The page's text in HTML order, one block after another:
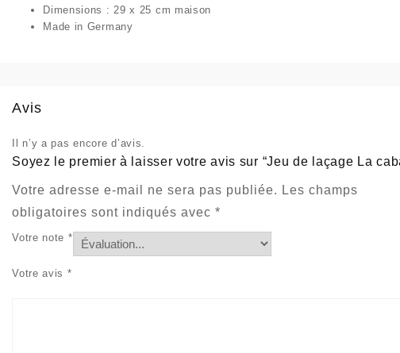
Dimensions : 29 x 25 cm maison
Made in Germany
Avis
Il n’y a pas encore d’avis.
Soyez le premier à laisser votre avis sur “Jeu de laçage La
Votre adresse e-mail ne sera pas publiée. Les champs
obligatoires sont indiqués avec*
Votre note *
Votre avis *